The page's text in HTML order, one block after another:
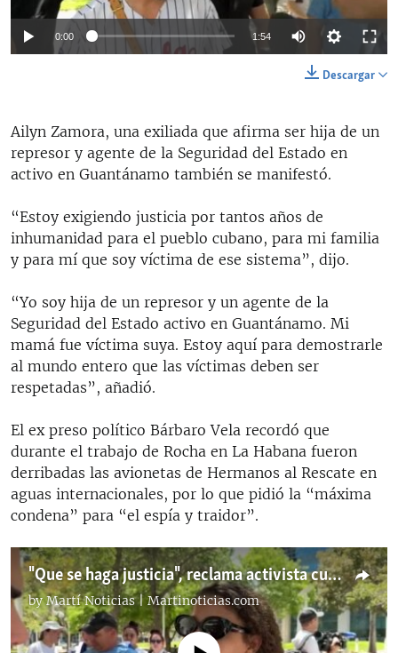
Auto 144p 240p 360p
480p 720p 1080p
0:00 1:54
144p
360p
480p
1080p
Descargar
Ailyn Zamora, una exiliada que afirma ser hija de un
represor y agente de la Seguridad del Estado en
activo en Guantánamo también se manifestó.
“Estoy exigiendo justicia por tantos años de
inhumanidad para el pueblo cubano, para mi familia
y para mí que soy víctima de ese sistema”, dijo.
“Yo soy hija de un represor y un agente de la
Seguridad del Estado activo en Guantánamo. Mi
mamá fue víctima suya. Estoy aquí para demostrarle
al mundo entero que las víctimas deben ser
respetadas”, añadió.
El ex preso político Bárbaro Vela recordó que
durante el trabajo de Rocha en La Habana fueron
derribadas las avionetas de Hermanos al Rescate en
aguas internacionales, por lo que pidió la “máxima
condena” para “el espía y traidor”.
"Que se haga justicia", reclama activista cubana en la audiencia contra Rocha
byMartí Noticias | Martinoticias.com
No media source currently available